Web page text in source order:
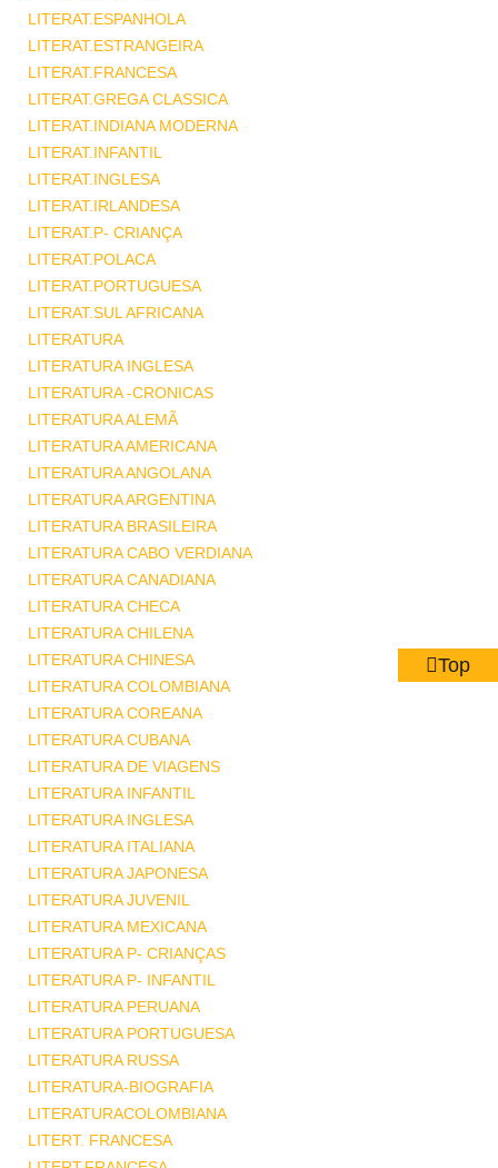
LITERAT.ESPANHOLA
LITERAT.ESTRANGEIRA
LITERAT.FRANCESA
LITERAT.GREGA CLASSICA
LITERAT.INDIANA MODERNA
LITERAT.INFANTIL
LITERAT.INGLESA
LITERAT.IRLANDESA
LITERAT.P- CRIANÇA
LITERAT.POLACA
LITERAT.PORTUGUESA
LITERAT.SUL AFRICANA
LITERATURA
LITERATURA INGLESA
LITERATURA -CRONICAS
LITERATURA ALEMÃ
LITERATURA AMERICANA
LITERATURA ANGOLANA
LITERATURA ARGENTINA
LITERATURA BRASILEIRA
LITERATURA CABO VERDIANA
LITERATURA CANADIANA
LITERATURA CHECA
LITERATURA CHILENA
LITERATURA CHINESA
LITERATURA COLOMBIANA
LITERATURA COREANA
LITERATURA CUBANA
LITERATURA DE VIAGENS
LITERATURA INFANTIL
LITERATURA INGLESA
LITERATURA ITALIANA
LITERATURA JAPONESA
LITERATURA JUVENIL
LITERATURA MEXICANA
LITERATURA P- CRIANÇAS
LITERATURA P- INFANTIL
LITERATURA PERUANA
LITERATURA PORTUGUESA
LITERATURA RUSSA
LITERATURA-BIOGRAFIA
LITERATURACOLOMBIANA
LITERT. FRANCESA
Top